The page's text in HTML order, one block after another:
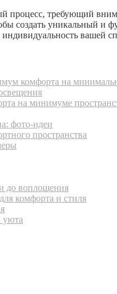
процесс, требующий
создать уникальный
вашей
комфорта на
на минимуме
фото-идеи
пространства
до воплощения
комфорта и стиля
уюта